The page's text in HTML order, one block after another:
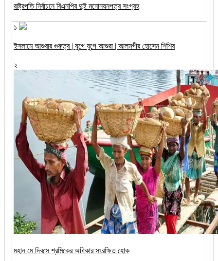
রাষ্ট্রপতি নির্বাচনে বিএনপির দুই মনোনয়নপত্র সংগ্রহ
১
ইসলামে আশুরার গুরুত্ব | যুগে যুগে আশুরা | আলমগীর হোসেন শিশির
২
মহান মে দিবসে শ্রমিকের অধিকার সংরক্ষিত হোক